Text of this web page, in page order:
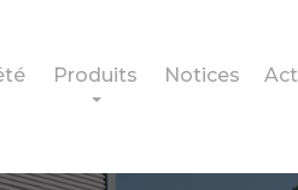
Produits Notices